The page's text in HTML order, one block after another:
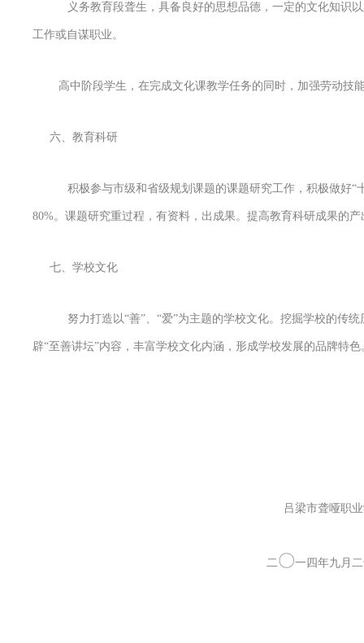
义务教育段聋生，具备良好的思想品德，一定的文化知识
工作或自谋职业。
高中阶段学生，在完成文化课教学任务的同时，加强劳动技
六、教育科研
积极参与市级和省级规划课题的课题研究工作，积极做好
80%。课题研究重过程，有资料，出成果。提高教育科研成果的
七、学校文化
努力打造以“善”、“爱”为主题的学校文化。挖掘学校的传
辟“至善讲坛”内容，丰富学校文化内涵，形成学校发展的品牌特色
吕梁市聋哑职
二〇一四年九月